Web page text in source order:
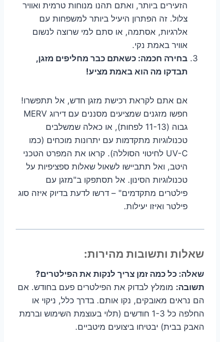
הזעירים ביותר, ואתם תהנו מנוחות טרמית ואוויר
צלול. זה הפתרון היעיל ביותר למשפחות עם
אלרגיות, אסתמה, או סתם למי שרוצה לנשום
אוויר באמת נקי.
בחירה חכמה: כשאתם כבר מחליפים מזגן,
תבדקו מה הוא באמת מציע!
אם אתם לקראת רכישת מזגן חדש, אל תתפשרו!
חפשו מזגנים שמציעים מסננים עם דירוג MERV
גבוה (11-13 לפחות), או כאלה שמשלבים
טכנולוגיות מתקדמות עם יתרונות מוכחים (כמו
UV-C לחיטוי הסוללה). קראו את המפרט הטכני
היטב, ואל תתביישו לשאול שאלות ספציפיות על
טכנולוגיות הסינון. אל תסתפקו ב"מזגן עם
פילטרים מתקדמים" – דרשו לדעת בדיוק איזה סוג
פילטר ואיזו יעילות.
שאלות ותשובות מהירות:
שאלה: כל כמה זמן צריך לנקות את הפילטרים?
תשובה: מומלץ לבדוק את הפילטרים פעם בחודש. אם
הם נראים מאובקים, נקו אותם. בדרך כלל, ניקוי או
החלפה כל 1-3 חודשים (תלוי בעוצמת השימוש וברמת
האבק בבית) יבטיחו ביצועים מיטביים.